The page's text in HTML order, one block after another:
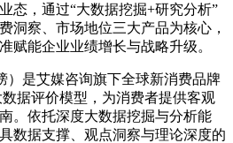
态，通过“大数据挖掘+研究分析”
洞察、市场地位三大产品为核心，
赋能企业业绩增长与战略升级。
）是艾媒咨询旗下全球新消费品牌
据评价模型，为消费者提供客观
。依托深度大数据挖掘与分析能
数据支撑、观点洞察与理论深度的